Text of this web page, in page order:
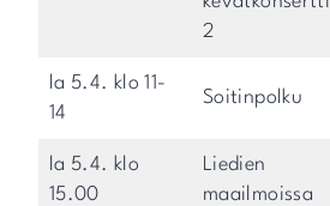
2
la 5.4. klo 11-
14
Soitinpolku
la 5.4. klo
15.00
Liedien
maailmoissa